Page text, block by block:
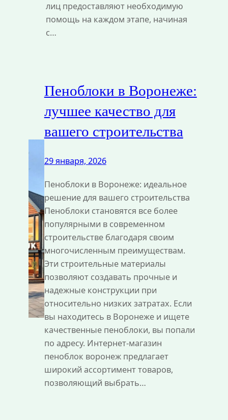
лиц предоставляют необходимую
помощь на каждом этапе, начиная
с…
Пеноблоки в Воронеже:
лучшее качество для
вашего строительства
29 января, 2026
Пеноблоки в Воронеже: идеальное
решение для вашего строительства
Пеноблоки становятся все более
популярными в современном
строительстве благодаря своим
многочисленным преимуществам.
Эти строительные материалы
позволяют создавать прочные и
надежные конструкции при
относительно низких затратах. Если
вы находитесь в Воронеже и ищете
качественные пеноблоки, вы попали
по адресу. Интернет-магазин
пеноблок воронеж предлагает
широкий ассортимент товаров,
позволяющий выбрать…